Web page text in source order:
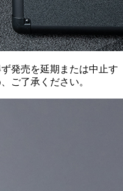
発売を延期または中止す
ご了承ください。